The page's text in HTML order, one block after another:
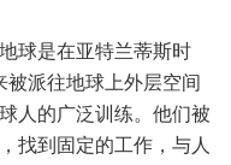
球是在亚特兰蒂斯时
派往地球上外层空间
人的广泛训练。他们被
找到固定的工作，与人